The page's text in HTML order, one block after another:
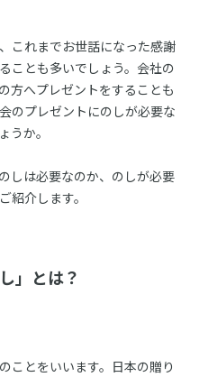
これまでお世話になった感謝
ことも多いでしょう。会社の
方へプレゼントをすることも
のプレゼントにのしが必要な
うか。
しは必要なのか、のしが必要
紹介します。
」とは？
ことをいいます。日本の贈り